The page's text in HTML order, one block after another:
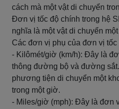
cách mà một vật di chuyển
Đơn vị tốc độ chính trong hệ
nghĩa là một vật di chuyển
Các đơn vị phụ của đơn vị tốc
- Kilômét/giờ (km/h): Đây là
thông đường bộ và đường
phương tiện di chuyển một
trong một giờ.
- Miles/giờ (mph): Đây là đơn